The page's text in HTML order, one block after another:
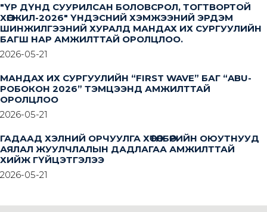
"ҮР ДҮНД СУУРИЛСАН БОЛОВСРОЛ, ТОГТВОРТОЙ
ХӨГЖИЛ-2026" ҮНДЭСНИЙ ХЭМЖЭЭНИЙ ЭРДЭМ
ШИНЖИЛГЭЭНИЙ ХУРАЛД МАНДАХ ИХ СУРГУУЛИЙН
БАГШ НАР АМЖИЛТТАЙ ОРОЛЦЛОО.
2026-05-21
МАНДАХ ИХ СУРГУУЛИЙН “FIRST WAVE” БАГ “ABU-
РОБОКОН 2026” ТЭМЦЭЭНД АМЖИЛТТАЙ
ОРОЛЦЛОО
2026-05-21
ГАДААД ХЭЛНИЙ ОРЧУУЛГА ХӨТӨЛБӨРИЙН ОЮУТНУУД
АЯЛАЛ ЖУУЛЧЛАЛЫН ДАДЛАГАА АМЖИЛТТАЙ
ХИЙЖ ГҮЙЦЭТГЭЛЭЭ
2026-05-21